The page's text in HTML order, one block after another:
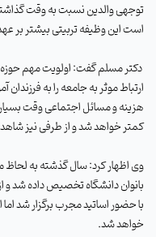
توجهی والدین نسبت به وقت گذاشتن
است این وظیفه تربیتی بیشتر بر
دکتر مسلم گفت: اولویت مهم
ارتباط موثر به جامعه را به
هزینه و مسائل اجتماعی وقت
کمتر خواهد شد و از طرفی نیز
وی اظهار کرد: سال گذشته به
بانوان دانشگاه تخصیص داده شد و
با حضور اساتید مجرب برگزار شد
خواهد شد.